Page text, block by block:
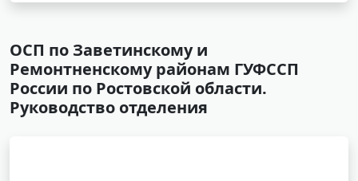
ОСП по Заветинскому и
Ремонтненскому районам ГУФССП
России по Ростовской области.
Руководство отделения